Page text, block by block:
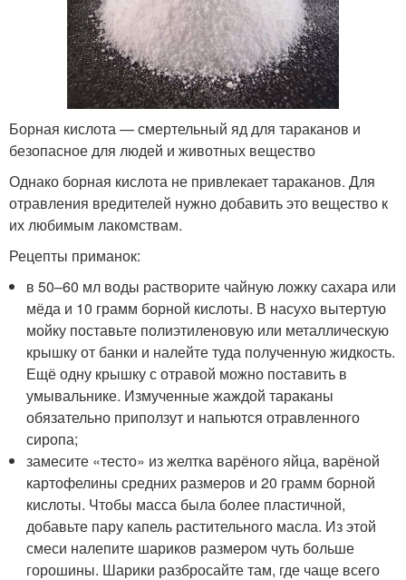
Борная кислота — смертельный яд для тараканов и
безопасное для людей и животных вещество
Однако борная кислота не привлекает тараканов. Для
отравления вредителей нужно добавить это вещество к
их любимым лакомствам.
Рецепты приманок:
в 50–60 мл воды растворите чайную ложку сахара или
мёда и 10 грамм борной кислоты. В насухо вытертую
мойку поставьте полиэтиленовую или металлическую
крышку от банки и налейте туда полученную жидкость.
Ещё одну крышку с отравой можно поставить в
умывальнике. Измученные жаждой тараканы
обязательно приползут и напьются отравленного
сиропа;
замесите «тесто» из желтка варёного яйца, варёной
картофелины средних размеров и 20 грамм борной
кислоты. Чтобы масса была более пластичной,
добавьте пару капель растительного масла. Из этой
смеси налепите шариков размером чуть больше
горошины. Шарики разбросайте там, где чаще всего